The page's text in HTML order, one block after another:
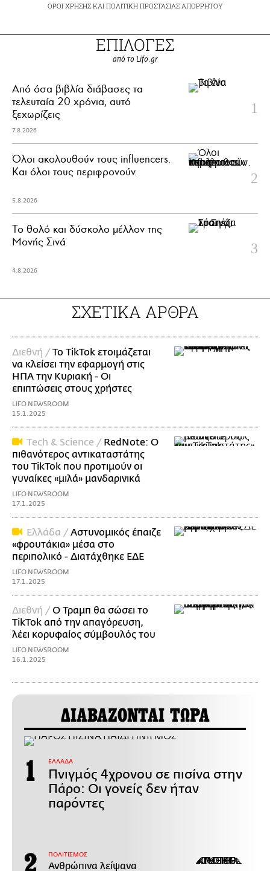
ΟΡΟΙ ΧΡΗΣΗΣΚΑΙ ΠΟΛΙΤΙΚΗ ΠΡΟΣΤΑΣΙΑΣ ΑΠΟΡΡΗΤΟΥ
ΕΠΙΛΟΓΕΣ
από το Lifo.gr
Από όσα βιβλία διάβασες τα
τελευταία 20 χρόνια, αυτό
ξεχωρίζεις
7.8.2026
Όλοι ακολουθούν τους influencers.
Και όλοι τους περιφρονούν.
5.8.2026
Το θολό και δύσκολο μέλλον της
Μονής Σινά
4.8.2026
ΣΧΕΤΙΚΑ ΑΡΘΡΑ
Διεθνή /Το TikTok ετοιμάζεται
να κλείσει την εφαρμογή στις
ΗΠΑ την Κυριακή - Οι
επιπτώσεις στους χρήστες
LIFO NEWSROOM
15.1.2025
Τech & Science / RedNote: Ο
πιθανότερος αντικαταστάτης
του TikTok που προτιμούν οι
γυναίκες «μιλά» μανδαρινικά
LIFO NEWSROOM
17.1.2025
Ελλάδα /Αστυνομικός έπαιζε
«φρουτάκια» μέσα στο
περιπολικό - Διατάχθηκε ΕΔΕ
LIFO NEWSROOM
17.1.2025
Διεθνή /Ο Τραμπ θα σώσει το
TikTok από την απαγόρευση,
λέει κορυφαίος σύμβουλός του
LIFO NEWSROOM
16.1.2025
ΔΙΑΒΑΖΟΝΤΑΙ ΤΩΡΑ
ΕΛΛΑΔΑ
Πνιγμός 4χρονου σε πισίνα στην
Πάρο: Οι γονείς δεν ήταν
παρόντες
ΠΟΛΙΤΙΣΜΟΣ
Ανθρώπινα λείψανα